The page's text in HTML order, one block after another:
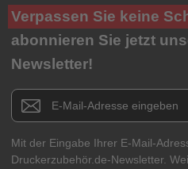
Ihre Bewertung**
★★★★★
Titel**
E-Mail-Adresse
Ihr Passwort
Verpassen Sie keine
abonnieren Sie jetzt
Newsletter!
Newsletter E-Mail Adresse
Mit der Eingabe Ihrer E-Mail-
Druckerzubehör.de-Newsletter.